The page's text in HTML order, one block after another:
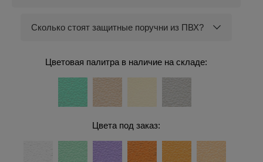
Сколько стоят защитные поручни из ПВХ?
Цветовая палитра в наличие на складе:
Цвета под заказ: